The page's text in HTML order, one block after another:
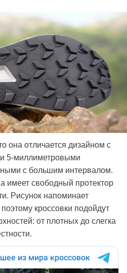
она отличается дизайном с
5-миллиметровыми
с большим интервалом.
имеет свободный протектор
Рисунок напоминает
кроссовки подойдут
от плотных до слегка